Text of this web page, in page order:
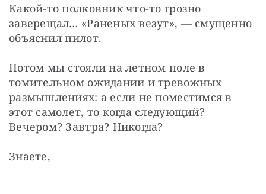
Какой-то полковник что-то грозно
заверещал… «Раненых везут», — смущенно
объяснил пилот.
Потом мы стояли на летном поле в
томительном ожидании и тревожных
размышлениях: а если не поместимся в
этот самолет, то когда следующий?
Вечером? Завтра? Никогда?
Знаете,